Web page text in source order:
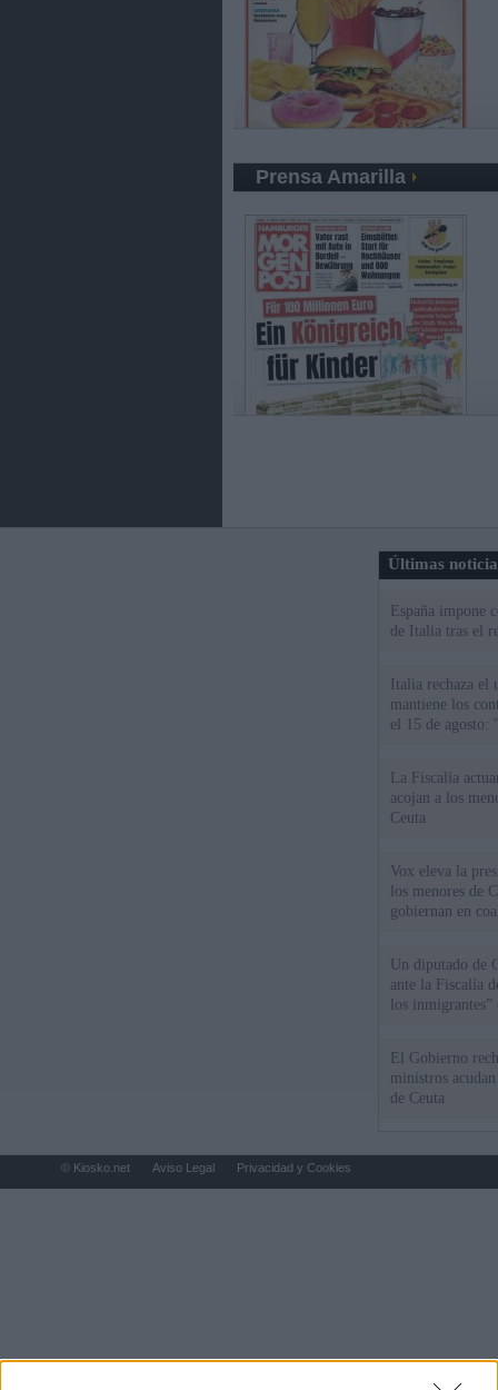
Prensa Amarilla
Últimas
España impone
de Italia tras el
Italia rechaza
mantiene los
el 15 de agosto:
La Fiscalía
acojan a los
Ceuta
Vox eleva la
los menores de
gobiernan en
Un diputado de
ante la Fiscalía
los inmigrantes”
El Gobierno
ministros
de Ceuta
© Kiosko.net Aviso Legal Privacidad y Cookies